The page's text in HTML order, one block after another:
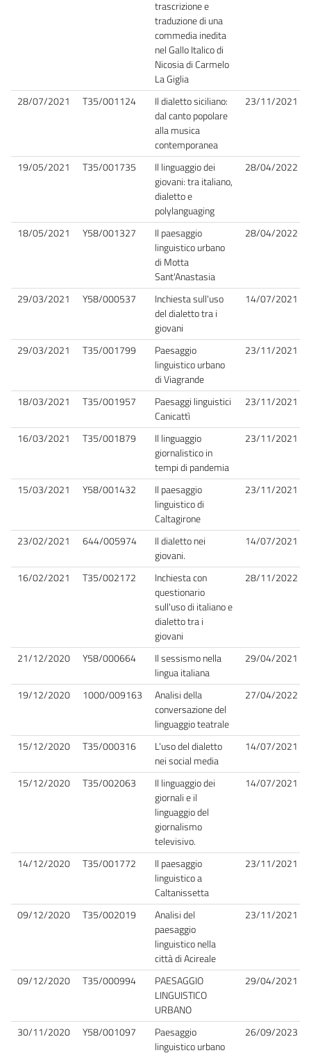
trascrizione e
traduzione di una
commedia inedita
nel Gallo Italico di
Nicosia di Carmelo
La Giglia
28/07/2021
T35/001124
Il dialetto siciliano:
dal canto popolare
alla musica
contemporanea
23/11/2021
19/05/2021 T35/001735
Il linguaggio dei
giovani: tra italiano,
dialetto e
polylanguaging
28/04/2022
18/05/2021 Y58/001327
Il paesaggio
linguistico urbano
di Motta
Sant'Anastasia
28/04/2022
29/03/2021 Y58/000537
Inchiesta sull'uso
del dialetto tra i
giovani
14/07/2021
29/03/2021 T35/001799
Paesaggio
linguistico urbano
di Viagrande
23/11/2021
18/03/2021 T35/001957
Paesaggi linguistici
Canicattì
23/11/2021
16/03/2021 T35/001879
Il linguaggio
giornalistico in
tempi di pandemia
23/11/2021
15/03/2021 Y58/001432
Il paesaggio
linguistico di
Caltagirone
23/11/2021
23/02/2021 644/005974
Il dialetto nei
giovani.
14/07/2021
16/02/2021 T35/002172
Inchiesta con
questionario
sull'uso di italiano e
dialetto tra i
giovani
28/11/2022
21/12/2020 Y58/000664
Il sessismo nella
lingua italiana
29/04/2021
19/12/2020 1000/009163
Analisi della
conversazione del
linguaggio teatrale
27/04/2022
15/12/2020 T35/000316
L'uso del dialetto
nei social media
14/07/2021
15/12/2020 T35/002063
Il linguaggio dei
giornali e il
linguaggio del
giornalismo
televisivo.
14/07/2021
14/12/2020 T35/001772
Il paesaggio
linguistico a
Caltanissetta
23/11/2021
09/12/2020 T35/002019
Analisi del
paesaggio
linguistico nella
città di Acireale
23/11/2021
09/12/2020 T35/000994
PAESAGGIO
LINGUISTICO
URBANO
29/04/2021
30/11/2020 Y58/001097
Paesaggio
linguistico urbano
26/09/2023